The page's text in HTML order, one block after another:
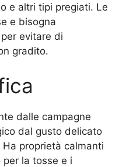
e altri tipi pregiati. Le
e bisogna
evitare di
gradito.
dalle campagne
dal gusto delicato
proprietà calmanti
la tosse e i